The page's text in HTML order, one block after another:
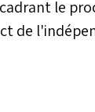
le
de